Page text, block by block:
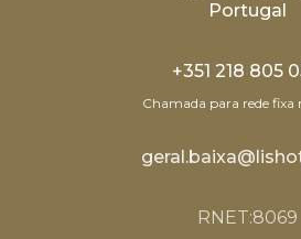
Portugal
+351 218 805
Chamada para rede fixa
RNET:8069